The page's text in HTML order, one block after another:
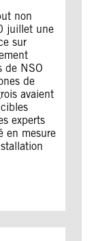
non
juillet une
sur
de NSO
de
avaient
experts
en mesure